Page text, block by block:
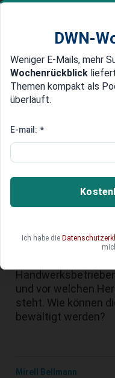
Newsticker MEIN
Edelmetalle
Ungewisse
Personalmangel,
angespannte
Auftragslage ins
Rund ein Viertel
und vor welchen
steht. Wie können
bewältigt werden?
Mirell Bellmann
DWN-
Weniger E-Mails, mehr
Wochenrückblick
Themen kompakt als
überläuft.
E-mail: *
Ich habe die